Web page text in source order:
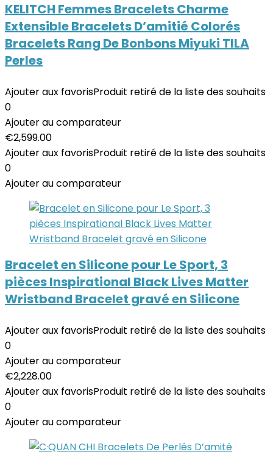
KELITCH Femmes Bracelets Charme
Extensible Bracelets D’amitié Colorés
Bracelets Rang De Bonbons Miyuki TILA
Perles
Ajouter aux favorisProduit retiré de la liste des souhaits
0
Ajouter au comparateur
€2,599.00
Ajouter aux favorisProduit retiré de la liste des souhaits
0
Ajouter au comparateur
Bracelet en Silicone pour Le Sport, 3
pièces Inspirational Black Lives Matter
Wristband Bracelet gravé en Silicone
Ajouter aux favorisProduit retiré de la liste des souhaits
0
Ajouter au comparateur
€2,228.00
Ajouter aux favorisProduit retiré de la liste des souhaits
0
Ajouter au comparateur